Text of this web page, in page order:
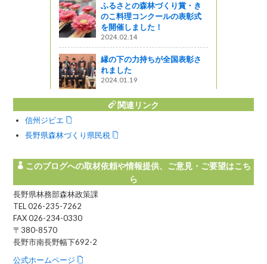
ふるさとの森林づくり賞・き
のこ料理コンクールの表彰式
を開催しました！
2024.02.14
縁の下の力持ちが全国表彰さ
れました
2024.01.19
関連リンク
信州ジビエ
長野県森林づくり県民税
このブログへの取材依頼や情報提供、ご意見・ご要望はこち
ら
長野県林務部森林政策課
TEL 026-235-7262
FAX 026-234-0330
〒380-8570
長野市南長野幅下692-2
公式ホームページ